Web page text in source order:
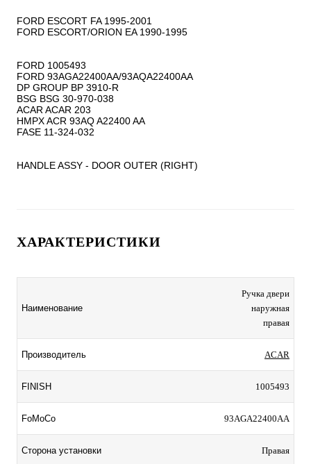
FORD ESCORT FA 1995-2001
FORD ESCORT/ORION EA 1990-1995
FORD 1005493
FORD 93AGA22400AA/93AQA22400AA
DP GROUP BP 3910-R
BSG BSG 30-970-038
ACAR ACAR 203
HMPX ACR 93AQ A22400 AA
FASE 11-324-032
HANDLE ASSY - DOOR OUTER (RIGHT)
ХАРАКТЕРИСТИКИ
Наименование
Ручка двери
наружная
правая
Производитель ACAR
FINISH 1005493
FoMoCo 93AGA22400AA
Сторона установки Правая